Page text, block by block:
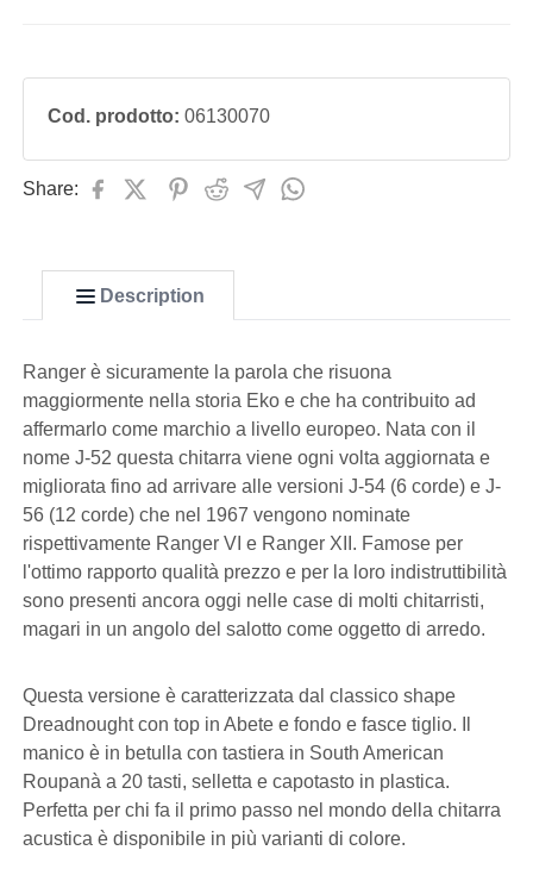
Cod. prodotto: 06130070
Share:
Description
Ranger è sicuramente la parola che risuona
maggiormente nella storia Eko e che ha contribuito ad
affermarlo come marchio a livello europeo. Nata con il
nome J-52 questa chitarra viene ogni volta aggiornata e
migliorata fino ad arrivare alle versioni J-54 (6 corde) e J-
56 (12 corde) che nel 1967 vengono nominate
rispettivamente Ranger VI e Ranger XII. Famose per
l'ottimo rapporto qualità prezzo e per la loro indistruttibilità
sono presenti ancora oggi nelle case di molti chitarristi,
magari in un angolo del salotto come oggetto di arredo.
Questa versione è caratterizzata dal classico shape
Dreadnought con top in Abete e fondo e fasce tiglio. Il
manico è in betulla con tastiera in South American
Roupanà a 20 tasti, selletta e capotasto in plastica.
Perfetta per chi fa il primo passo nel mondo della chitarra
acustica è disponibile in più varianti di colore.